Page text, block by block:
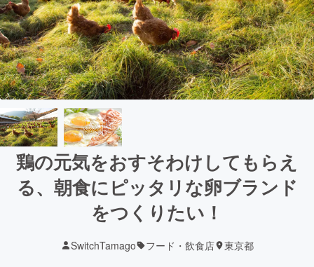
鶏の元気をおすそわけしてもらえ
る、朝食にピッタリな卵ブランド
をつくりたい！
SwitchTamago フード・飲食店 東京都